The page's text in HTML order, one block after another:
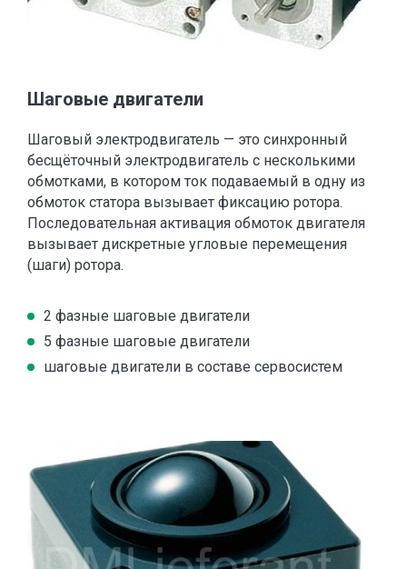
Шаговые двигатели
Шаговый электродвигатель — это синхронный
бесщёточный электродвигатель с несколькими
обмотками, в котором ток подаваемый в одну из
обмоток статора вызывает фиксацию ротора.
Последовательная активация обмоток двигателя
вызывает дискретные угловые перемещения
(шаги) ротора.
2 фазные шаговые двигатели
5 фазные шаговые двигатели
шаговые двигатели в составе сервосистем